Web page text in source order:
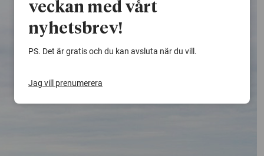
veckan med vårt
nyhetsbrev!
PS. Det är gratis och du kan avsluta när du vill.
Jag vill prenumerera